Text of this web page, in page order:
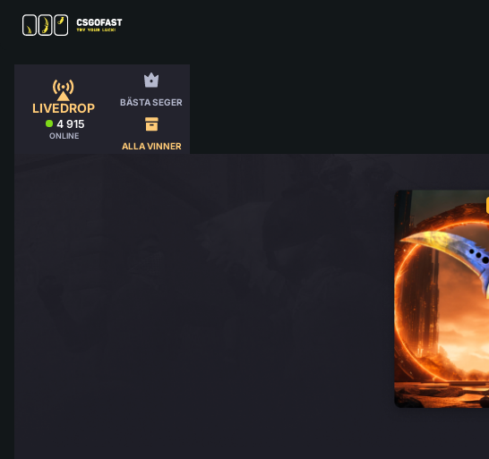
LIVEDROP
4 915
ONLINE
BÄSTA SEGER
ALLA VINNER